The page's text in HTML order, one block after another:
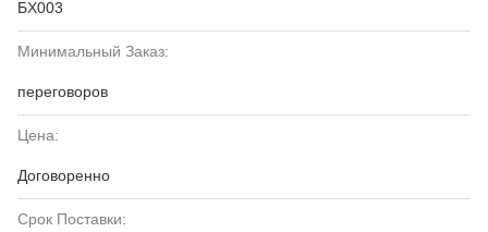
БХ003
Минимальный Заказ:
переговоров
Цена:
Договоренно
Срок Поставки: